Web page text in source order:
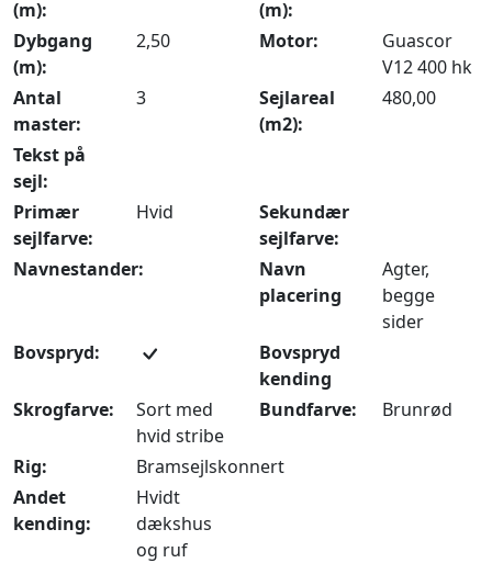
(m):
(m):
Dybgang
(m):
2,50 Motor:
Guascor
V12 400 hk
Antal
master:
3
Sejlareal
(m2):
480,00
Tekst på
sejl:
Primær
sejlfarve:
Hvid
Sekundær
sejlfarve:
Navnestander:
Navn
placering
Agter,
begge
sider
Bovspryd:
Bovspryd
kending
Skrogfarve:
Sort med
hvid stribe
Bundfarve: Brunrød
Rig:
Bramsejlskonnert
Andet
kending:
Hvidt
dækshus
og ruf